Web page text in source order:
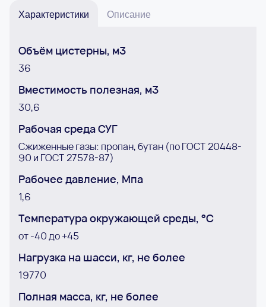
Характеристики Описание
Объём цистерны, м3
36
Вместимость полезная, м3
30,6
Рабочая среда СУГ
Сжиженные газы: пропан, бутан (по ГОСТ 20448-
90 и ГОСТ 27578-87)
Рабочее давление, Мпа
1,6
Температура окружающей среды, °С
от -40 до +45
Нагрузка на шасси, кг, не более
19770
Полная масса, кг, не более